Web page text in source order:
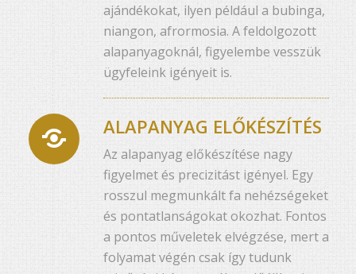
ajándékokat, ilyen például a bubinga,
niangon, afrormosia. A feldolgozott
alapanyagoknál, figyelembe vesszük
ügyfeleink igényeit is.
ALAPANYAG ELŐKÉSZÍTÉS
Az alapanyag előkészítése nagy
figyelmet és precizitást igényel. Egy
rosszul megmunkált fa nehézségeket
és pontatlanságokat okozhat. Fontos
a pontos műveletek elvégzése, mert a
folyamat végén csak így tudunk